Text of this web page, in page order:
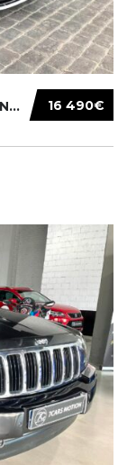
16 490€
VOLKSWAGEN GOLF VII(AU)3/5P/VARIANT(12-16 20...